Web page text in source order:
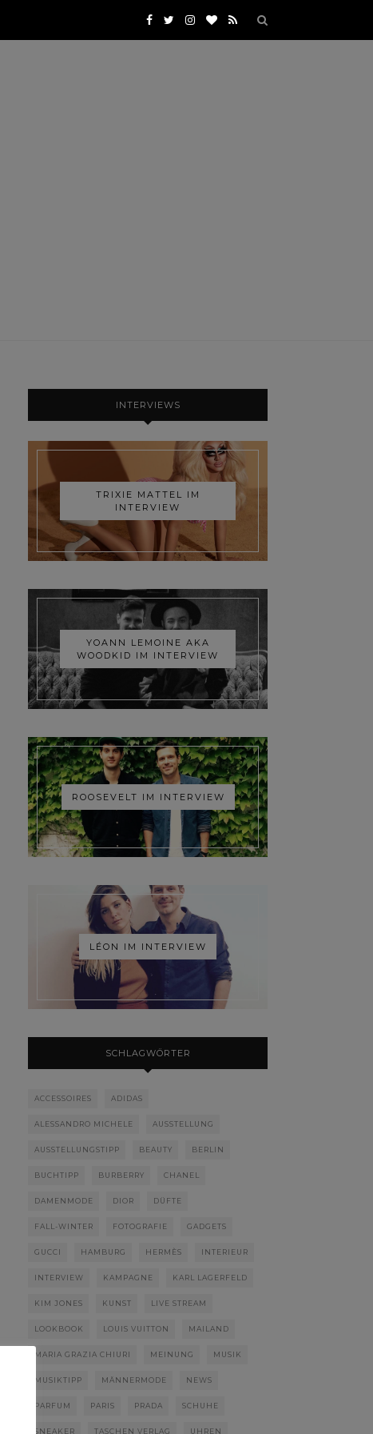
INTERVIEWS
TRIXIE MATTEL IM
INTERVIEW
YOANN LEMOINE AKA
WOODKID IM INTERVIEW
ROOSEVELT IM INTERVIEW
LÉON IM INTERVIEW
SCHLAGWÖRTER
ACCESSOIRES ADIDAS
ALESSANDRO MICHELE AUSSTELLUNG
AUSSTELLUNGSTIPP BEAUTY BERLIN
BUCHTIPP BURBERRY CHANEL
DAMENMODE DIOR DÜFTE
FALL-WINTER FOTOGRAFIE GADGETS
GUCCI HAMBURG HERMÈS INTERIEUR
INTERVIEW KAMPAGNE KARL LAGERFELD
KIM JONES KUNST LIVE STREAM
LOOKBOOK LOUIS VUITTON MAILAND
MARIA GRAZIA CHIURI MEINUNG MUSIK
MUSIKTIPP MÄNNERMODE NEWS
PARFUM PARIS PRADA SCHUHE
SNEAKER TASCHEN VERLAG UHREN